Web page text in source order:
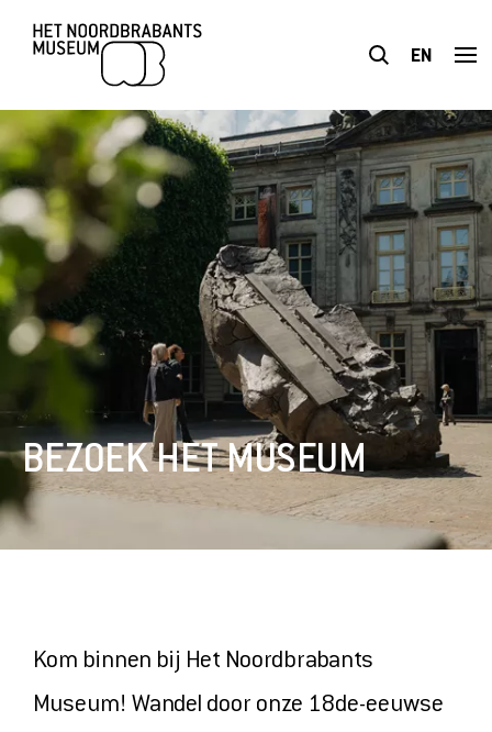
EN
BEZOEK
TENTOONSTELLINGEN
PLAN JE BEZOEK
ONDERWIJS
TOEGANKELIJKHEID
ONTDEK
ONZE FAVORIETEN
BEZOEK HET MUSEUM
Kom binnen bij Het Noordbrabants
Museum! Wandel door onze 18de-eeuwse